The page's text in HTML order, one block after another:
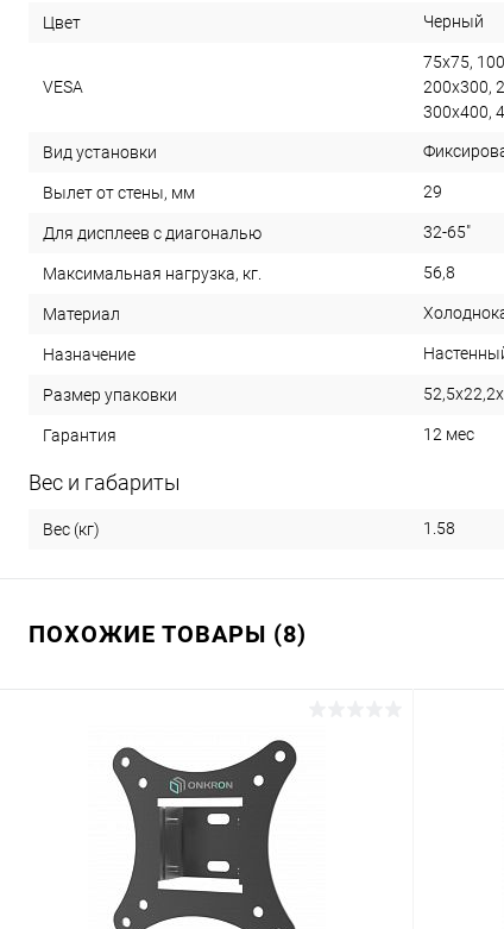
Цвет Черный
VESA
75х75,
200х300,
300х400,
Вид установки
Вылет от стены, мм 29
Для дисплеев с диагональю 32-65"
Максимальная нагрузка, кг. 56,8
Материал
Назначение
Размер упаковки
Гарантия 12 мес
Вес и габариты
Вес (кг) 1.58
ПОХОЖИЕ ТОВАРЫ (8)